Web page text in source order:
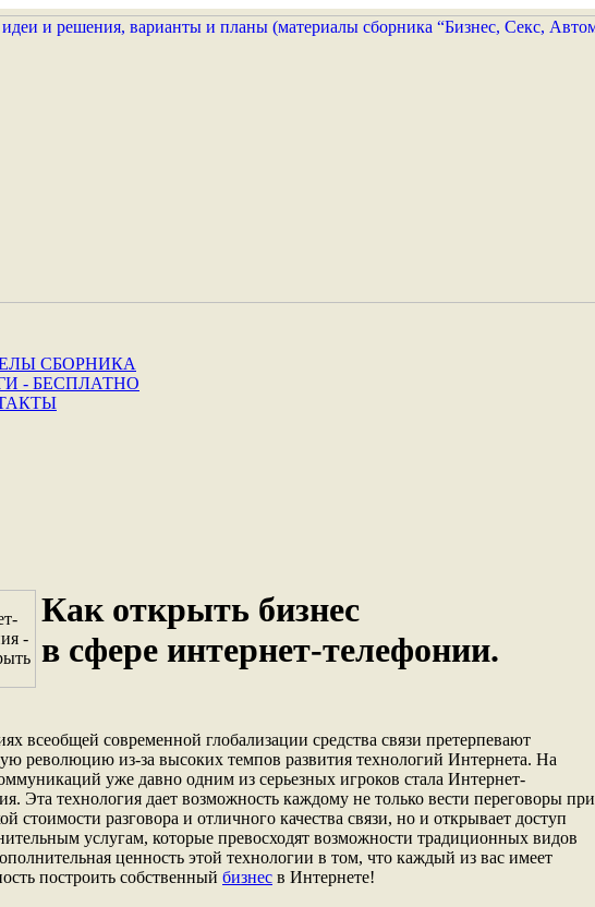
СБОРНИКА
- БЕСПЛАТНО
Как открыть бизнес
в сфере интернет-телефонии.
всеобщей современной глобализации средства связи претерпевают
революцию из-за высоких темпов развития технологий Интернета. На
уже давно одним из серьезных игроков стала Интернет-
Эта технология дает возможность каждому не только вести переговоры при
стоимости разговора и отличного качества связи, но и открывает доступ
услугам, которые превосходят возможности традиционных видов
ценность этой технологии в том, что каждый из вас имеет
построить собственный бизнес в Интернете!